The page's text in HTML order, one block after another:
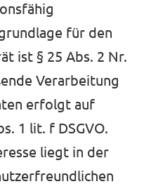
für den
ist § 25 Abs. 2 Nr.
Verarbeitung
erfolgt auf
1 lit. f DSGVO.
liegt in der